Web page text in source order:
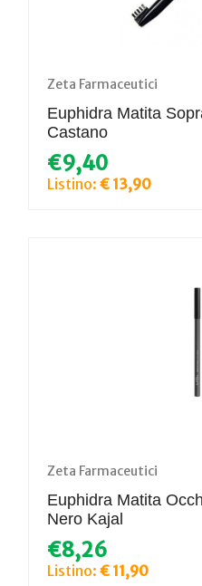
Zeta Farmaceutici
Euphidra Matita
Castano
€9,40
Listino: € 13,90
Zeta Farmaceutici
Euphidra Matita
Nero Kajal
€8,26
Listino: € 11,90